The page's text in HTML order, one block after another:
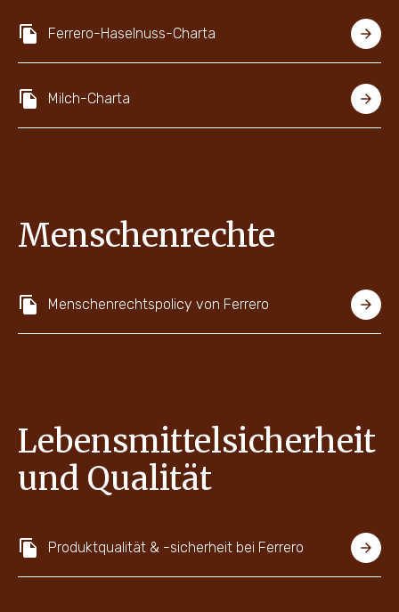
Ferrero-Haselnuss-Charta
Milch-Charta
Menschenrechte
Menschenrechtspolicy von Ferrero
Lebensmittelsicherheit
und Qualität
Produktqualität & -sicherheit bei Ferrero